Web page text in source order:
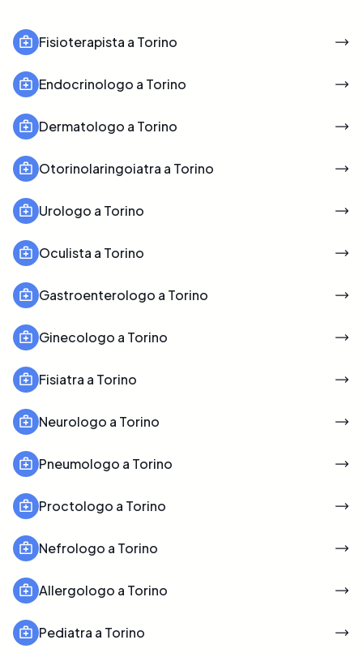
Fisioterapista a Torino
Endocrinologo a Torino
Dermatologo a Torino
Otorinolaringoiatra a Torino
Urologo a Torino
Oculista a Torino
Gastroenterologo a Torino
Ginecologo a Torino
Fisiatra a Torino
Neurologo a Torino
Pneumologo a Torino
Proctologo a Torino
Nefrologo a Torino
Allergologo a Torino
Pediatra a Torino